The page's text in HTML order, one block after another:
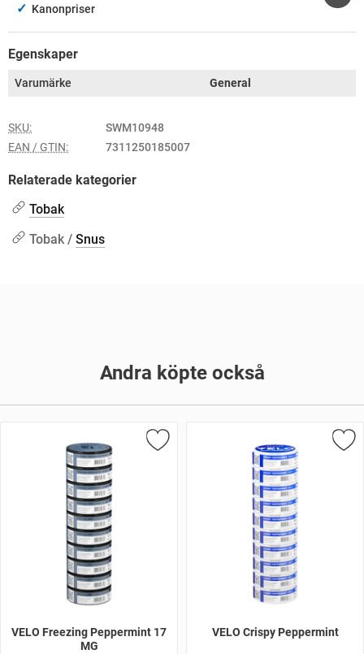
✓ Kanonpriser
Egenskaper
Varumärke General
SKU:
SWM10948
EAN / GTIN:
7311250185007
Relaterade kategorier
Tobak
Tobak / Snus
Andra köpte också
VELO Freezing Peppermint 17
MG
VELO Crispy Peppermint